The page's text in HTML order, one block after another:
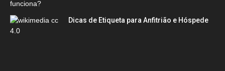
Dicas de Etiqueta para Anfitrião e Hóspede